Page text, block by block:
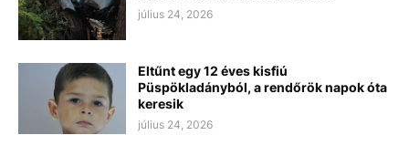
július 24, 2026
Eltűnt egy 12 éves kisfiú
Püspökladányból, a rendőrök napok óta
keresik
július 24, 2026